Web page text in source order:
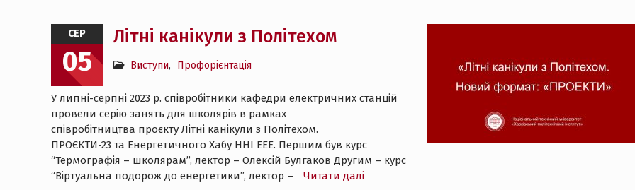
СЕР
05
Літні канікули з Політехом
Виступи, Профорієнтація
У липні-серпні 2023 р. співробітники кафедри електричних станцій
провели серію занять для школярів в рамках
співробітництва проєкту Літні канікули з Політехом.
ПРОЄКТИ-23 та Енергетичного Хабу ННІ ЕЕЕ. Першим був курс
“Термографія – школярам”, лектор – Олексій Булгаков Другим – курс
“Віртуальна подорож до енергетики”, лектор –
Читати далі